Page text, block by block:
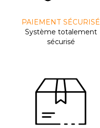
PAIEMENT SÉCURISÉ
Système totalement
sécurisé